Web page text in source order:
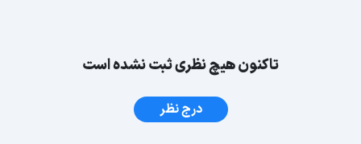
تاکنون هیچ نظری ثبت نشده است
درج نظر